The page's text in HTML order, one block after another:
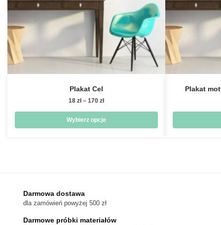
Plakat Cel
18 zł – 170 złZakres
od
18 zł
Wybierz opcje
można
wybrać
Plakat
Darmowa dostawa
dla zamówień powyżej 500 zł
Darmowe próbki materiałów